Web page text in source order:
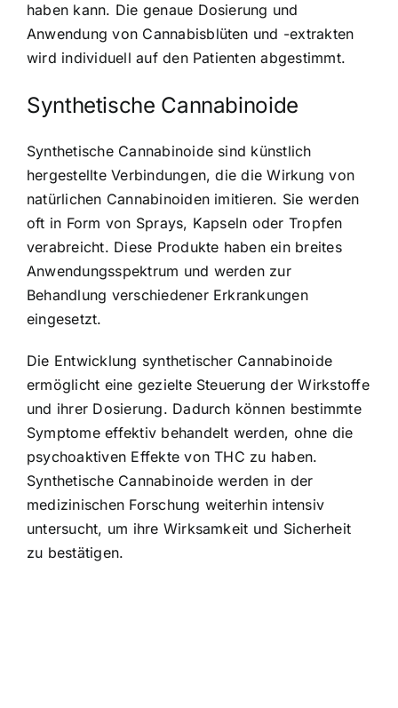
haben kann. Die genaue Dosierung und
Anwendung von Cannabisblüten und -extrakten
wird individuell auf den Patienten abgestimmt.
Synthetische Cannabinoide
Synthetische Cannabinoide sind künstlich
hergestellte Verbindungen, die die Wirkung von
natürlichen Cannabinoiden imitieren. Sie werden
oft in Form von Sprays, Kapseln oder Tropfen
verabreicht. Diese Produkte haben ein breites
Anwendungsspektrum und werden zur
Behandlung verschiedener Erkrankungen
eingesetzt.
Die Entwicklung synthetischer Cannabinoide
ermöglicht eine gezielte Steuerung der Wirkstoffe
und ihrer Dosierung. Dadurch können bestimmte
Symptome effektiv behandelt werden, ohne die
psychoaktiven Effekte von THC zu haben.
Synthetische Cannabinoide werden in der
medizinischen Forschung weiterhin intensiv
untersucht, um ihre Wirksamkeit und Sicherheit
zu bestätigen.